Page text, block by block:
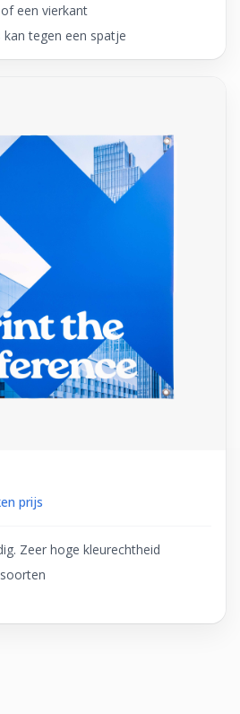
een vierkant
tegen een spatje
prijs
Zeer hoge kleurechtheid